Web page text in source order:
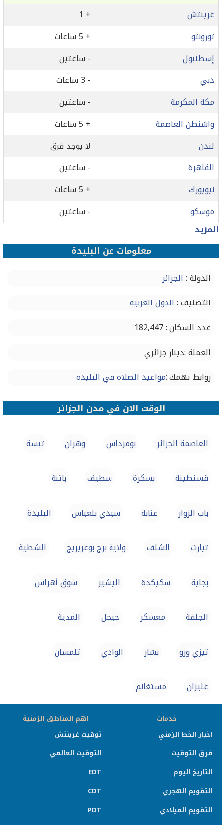
غرينتش
+ 1
تورونتو
+ 5 ساعات
إسطنبول
- ساعتين
دبي
- 3 ساعات
مكة المكرمة
- ساعتين
واشنطن العاصمة
+ 5 ساعات
لندن
لا يوجد فرق
القاهرة
- ساعتين
نيويورك
+ 5 ساعات
موسكو
- ساعتين
المزيد
معلومات عن البليدة‎
الدولة : الجزائر
التصنيف : الدول العربية
عدد السكان : 182,447
العملة :دينار جزائري
روابط تهمك :مواعيد الصلاة في البليدة‎
الوقت الان في مدن الجزائر
العاصمة الجزائر بومرداس وهران تبسة‎
قسنطينة بسكرة سطيف‎ باتنة‎
باب الزوار عنابة‎ سيدي بلعباس‎ البليدة‎
تيارت‎ الشلف ولاية برج بوعريريج الشطية
بجاية سكيكدة اليشير سوق أهراس
الجلفة‎ معسكر جيجل المدية‎
تيزي وزو بشار الوادي تلمسان
غليزان مستغانم
خدمات
اخبار الخط الزمني
فرق التوقيت
التاريخ اليوم
التقويم الهجري
التقويم الميلادي
اهم المناطق الزمنية
توقيت غرينتش
التوقيت العالمي
EDT
CDT
PDT